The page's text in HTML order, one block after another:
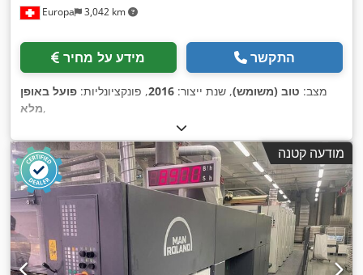
Europa 3,042 km
מידע על מחיר התקשר
מצב: טוב (משומש), שנת ייצור: 2016, פונקציונליות: פועל באופן
מלא,
מודעה קטנה